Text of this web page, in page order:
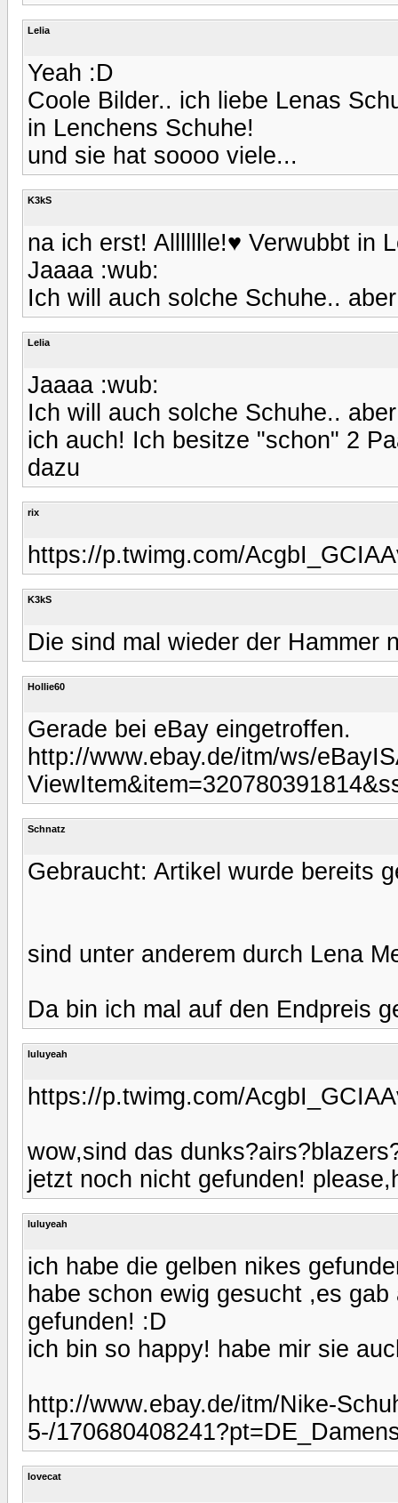
Lelia
Yeah :D
Coole Bilder.. ich liebe Lenas
in Lenchens Schuhe!
und sie hat soooo viele...
K3kS
na ich erst! Allllllle!♥ Verwubbt in
Jaaaa :wub:
Ich will auch solche Schuhe..
Lelia
Jaaaa :wub:
Ich will auch solche Schuhe..
ich auch! Ich besitze "schon" 2
dazu
rix
https://p.twimg.com/
K3kS
Die sind mal wieder der Hammer
Hollie60
Gerade bei eBay eingetroffen.
http://www.ebay.de/itm/ws/
Schnatz
Gebraucht: Artikel wurde bereits
sind unter anderem durch Lena
Da bin ich mal auf den Endpreis
luluyeah
https://p.twimg.com/
wow,sind das
jetzt noch nicht gefunden!
luluyeah
ich habe die gelben nikes
habe schon ewig gesucht ,es
gefunden! :D
ich bin so happy! habe mir sie
http://www.ebay.de/itm/Nike-
5-/
lovecat